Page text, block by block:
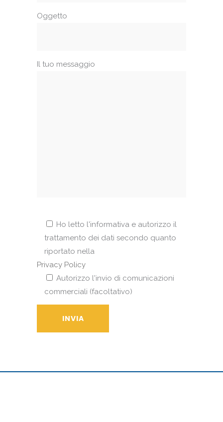
Oggetto
Il tuo messaggio
Ho letto l'informativa e autorizzo il
trattamento dei dati secondo quanto
riportato nella
Privacy Policy
Autorizzo l'invio di comunicazioni
commerciali (facoltativo)